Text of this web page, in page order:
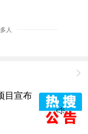
、LVMH集团旗
新锐，完美融合生
星定制店UIXIU，
茶场，以及
人
目宣布